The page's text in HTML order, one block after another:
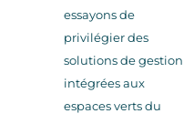
essayons de
privilégier des
solutions de gestion
intégrées aux
espaces verts du